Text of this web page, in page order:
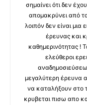
σημαίνει ότι δεν
απομακρύνει από
λοιπόν δεν είναι μια
έρευνας και
καθημερινότητας !
ελεύθεροι
μεγαλύτερη έρευνα
να καταλήξουν στο
κρυβεται πισω απο